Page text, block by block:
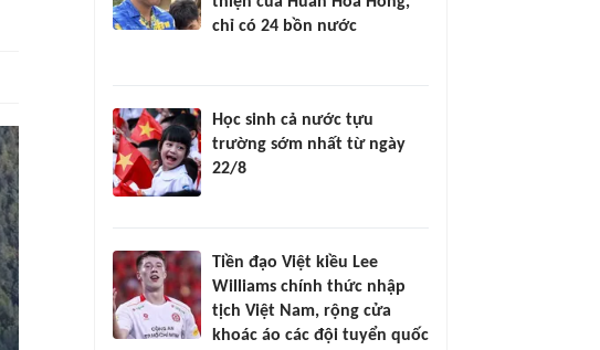
chỉ có 24 bồn nước
Học sinh cả nước tựu
trường sớm nhất từ ngày
22/8
Tiền đạo Việt kiều Lee
Williams chính thức nhập
tịch Việt Nam, rộng cửa
khoác áo các đội tuyển quốc